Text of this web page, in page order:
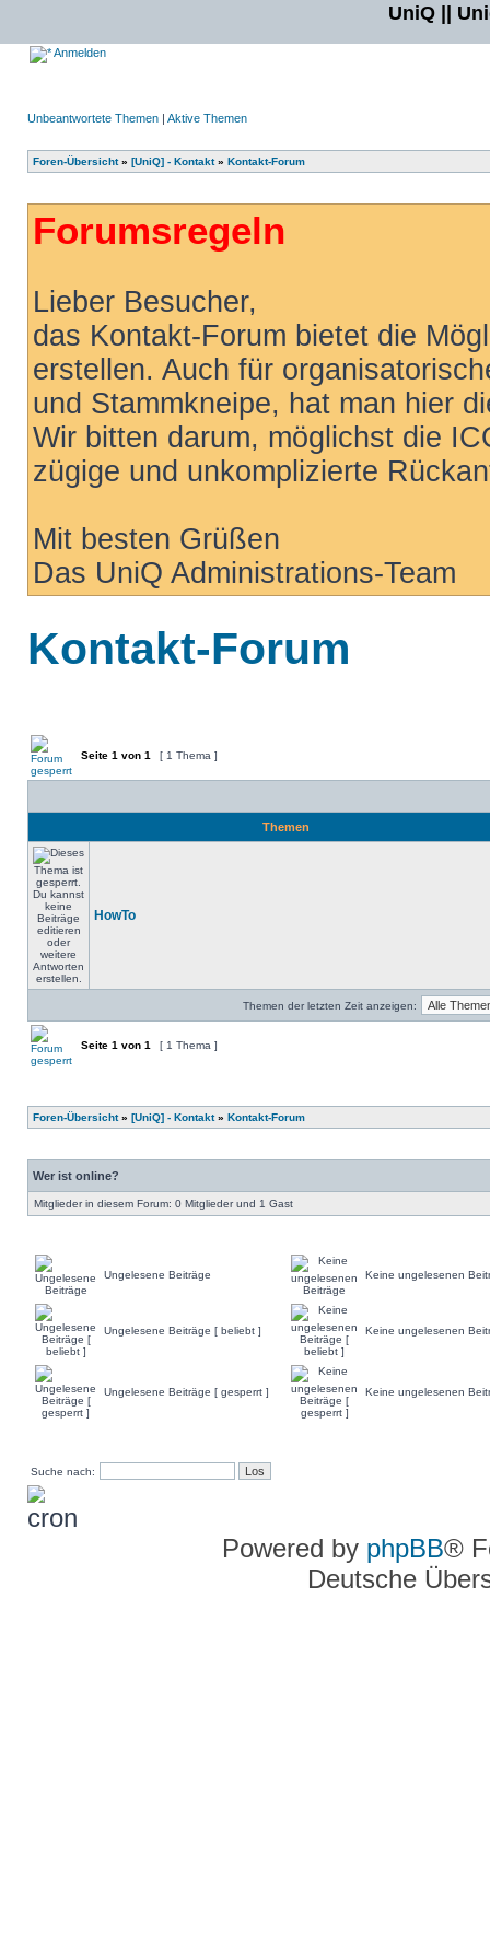
UniQ ||
Anmelden
Unbeantwortete Themen | Aktive Themen
Foren-Übersicht» [UniQ] - Kontakt» Kontakt-Forum
Forumsregeln
Lieber Besucher,
das Kontakt-Forum bietet die
erstellen. Auch für
und Stammkneipe, hat man hier
Wir bitten darum, möglichst die
zügige und unkomplizierte
Mit besten Grüßen
Das UniQ Administrations-Team
Kontakt-Forum
Seite 1 von 1 [ 1 Thema ]
Themen
HowTo
Themen der letzten Zeit anzeigen:
Seite 1 von 1 [ 1 Thema ]
Foren-Übersicht» [UniQ] - Kontakt» Kontakt-Forum
Wer ist online?
Mitglieder in diesem Forum: 0 Mitglieder und 1 Gast
Ungelesene Beiträge Keine ungelesenen
Ungelesene Beiträge [ beliebt ] Keine ungelesenen
Ungelesene Beiträge [ gesperrt ] Keine ungelesenen
Suche nach:
Powered by phpBB®
Deutsche